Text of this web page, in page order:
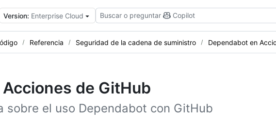
Version: Enterprise Cloud Buscar o preguntar Copilot
Referencia Seguridad de la cadena de suministro Dependabot en
de GitHub
sobre el uso Dependabot con GitHub